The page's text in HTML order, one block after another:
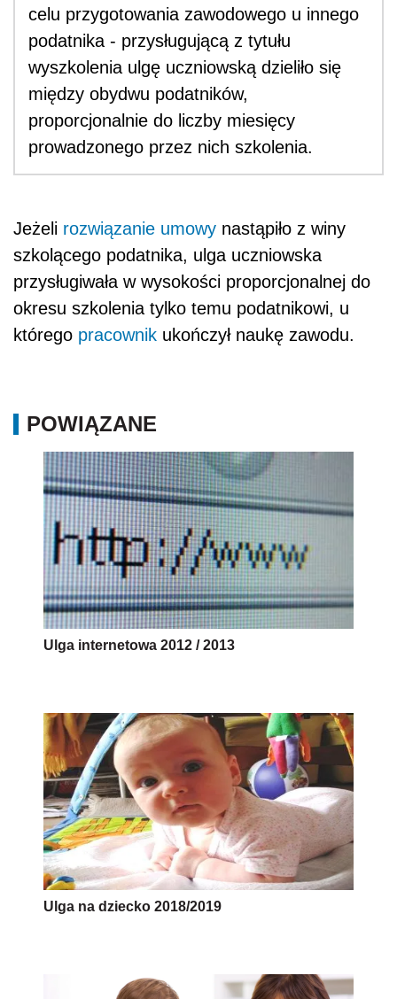
celu przygotowania zawodowego u innego
podatnika - przysługującą z tytułu
wyszkolenia ulgę uczniowską dzieliło się
między obydwu podatników,
proporcjonalnie do liczby miesięcy
prowadzonego przez nich szkolenia.
Jeżeli rozwiązanie umowy nastąpiło z winy
szkolącego podatnika, ulga uczniowska
przysługiwała w wysokości proporcjonalnej do
okresu szkolenia tylko temu podatnikowi, u
którego pracownik ukończył naukę zawodu.
POWIĄZANE
Ulga internetowa 2012 / 2013
Ulga na dziecko 2018/2019